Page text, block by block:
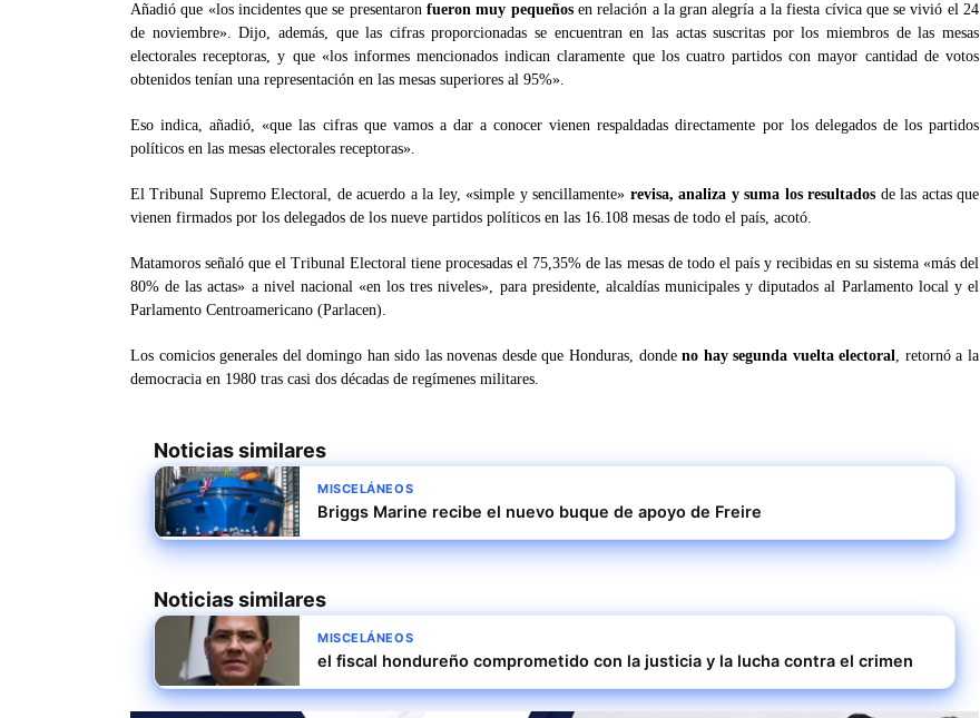
Añadió que «los incidentes que se presentaronfueron muy pequeñosen relación a la gran alegría a la fiesta cívica que se vivió el 24
de noviembre». Dijo, además, que las cifras proporcionadas se encuentran en las actas suscritas por los miembros de las mesas
electorales receptoras, y que «los informes mencionados indican claramente que los cuatro partidos con mayor cantidad de votos
obtenidos tenían una representación en las mesas superiores al 95%».
Eso indica, añadió, «que las cifras que vamos a dar a conocer vienen respaldadas directamente por los delegados de los partidos
políticos en las mesas electorales receptoras».
El Tribunal Supremo Electoral, de acuerdo a la ley, «simple y sencillamente» revisa, analiza y suma los resultados de las actas que
vienen firmados por los delegados de los nueve partidos políticos en las 16.108 mesas de todo el país, acotó.
Matamoros señaló que el Tribunal Electoral tiene procesadas el 75,35% de las mesas de todo el país y recibidas en su sistema «más del
80% de las actas» a nivel nacional «en los tres niveles», para presidente, alcaldías municipales y diputados al Parlamento local y el
Parlamento Centroamericano (Parlacen).
Los comicios generales del domingo han sido las novenas desde que Honduras, dondeno hay segunda vuelta electoral, retornó a la
democracia en 1980 tras casi dos décadas de regímenes militares.
Noticias similares
MISCELÁNEOS
Briggs Marine recibe el nuevo buque de apoyo de Freire
Noticias similares
MISCELÁNEOS
el fiscal hondureño comprometido con la justicia y la lucha contra el crimen